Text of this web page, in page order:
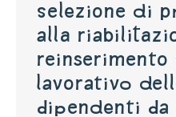
selezione di
alla
reinserimento
lavorativo
dipendenti da